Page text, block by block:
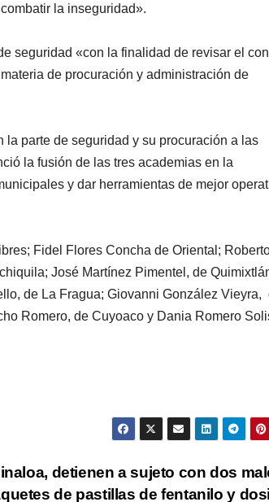
la inseguridad».
seguridad «con la finalidad de revisar el
de procuración y administración de
parte de seguridad y su procuración a las
la fusión de las tres academias en la
y dar herramientas de mejor
Fidel Flores Concha de Oriental;
José Martínez Pimentel, de
de La Fragua; Giovanni González Vieyra,
Romero, de Cuyoaco y Dania Romero
detienen a sujeto con dos
de pastillas de fentanilo y
PORTADA
por
33
en dos
08/2026 VERÓNICA
CRUZ
MUNDO
de
con
07/08/2026
ANDRADE CRUZ
DEPORTES CIUDAD